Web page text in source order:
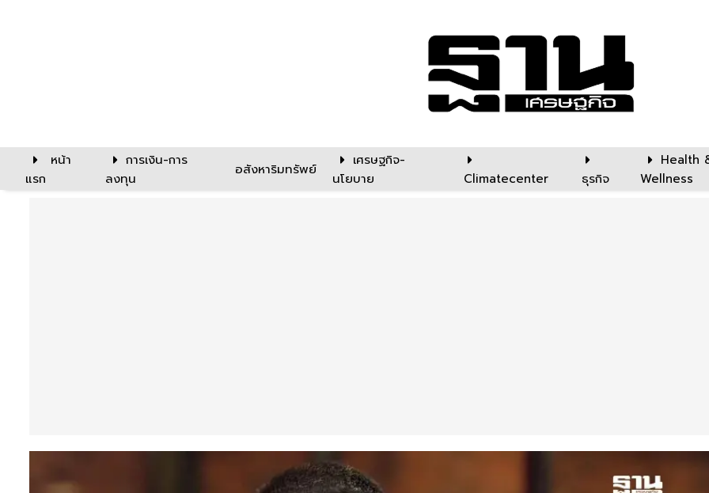
หน้า
แรก
การเงิน-การ
ลงทุน
อสังหาริมทรัพย์
เศรษฐกิจ-
นโยบาย
Climatecenter ธุรกิจ
Health
Wellness